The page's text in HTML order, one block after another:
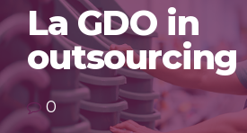
La GDO in
outsourcing
0